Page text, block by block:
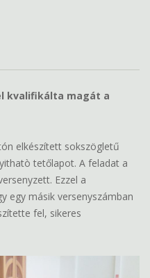
kvalifikálta magát a
elkészített sokszögletű
tetőlapot. A feladat a
Ezzel a
egy másik versenyszámban
fel, sikeres